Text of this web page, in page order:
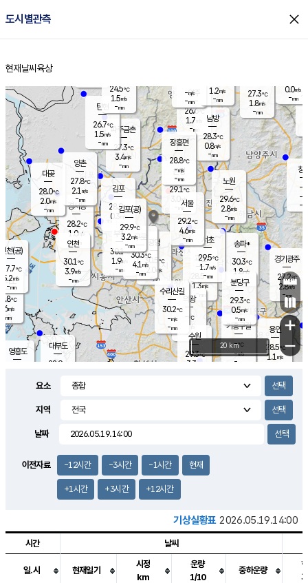
도시별관측 close
홈
현재날씨 육상
의도
℃
m/s
mm
영흥도
양주
26.6℃
1.7
-mm
과천
28.5℃
1.3m/s
- mm
용인
28.5℃
1.1 m/s
경기광주
27.2℃
2.8m/s
-mm
2.2m/s
대부도
28.9
경서동
28.2℃
1.0m/s
-mm
파주금촌
27.3℃
3.4m/s
-mm
27.3℃
1.8m/s
-mm
대곶
28.0℃
2.0m/s
-mm
창
-
-m/
-
탄현
26.7℃
1.5m/s
-mm
0.0m/s
-mm
의왕
- ℃
m/s
mm
김포
28.0℃
0.3 m/s
mm
광명
30.5 ℃
2.0 m/s
-mm
부천
30.1℃
1.9m/s
-mm
양촌
27.8℃
2.1 m/s
-mm
구로
30.3℃
4.1 m/s
-mm
은평
29.1℃
3.0 m/s
- mm
노원
29.6℃
2.8m/s
-mm
송파*
30.3℃
1.8m/s
-mm
서초
29.5℃
1.7m/s
-mm
남방
28.3℃
0.8m/s
-mm
기흥구갈
-℃
-m/s
-
수리산길
30.2℃
-m/s
-mm
분당구
29.3℃
0.5m/s
-mm
장흥면
28.8℃
-m/s
-mm
-m/s
-mm
인천(공)
27.7℃
5.2m/s
-mm
김포(공)
29.9℃
3.2m/s
-mm
수원
29.3℃
3.3 m/s
인천
30.1℃
3.9m/s
-mm
서울
29.2℃
4.6m/s
-mm
24.5℃
1.5m/s
-mm
1.2m/s
-mm
+
−
20 km
요소
지역
날짜
이전자료 -12시간 -3시간 -1시간 현재
+1시간 +3시간 +12시간
기상실황표 2026.05.19.14:00
시간 날씨
일.시 현재일기
시정
km
운량
1/10
중하운량